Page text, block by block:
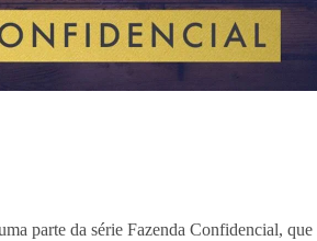
parte da série Fazenda Confidencial,